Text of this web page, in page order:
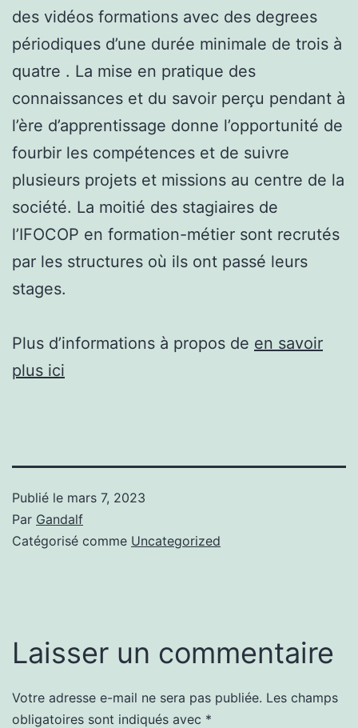
des vidéos formations avec des degrees
périodiques d’une durée minimale de trois à
quatre . La mise en pratique des
connaissances et du savoir perçu pendant à
l’ère d’apprentissage donne l’opportunité de
fourbir les compétences et de suivre
plusieurs projets et missions au centre de la
société. La moitié des stagiaires de
l’IFOCOP en formation-métier sont recrutés
par les structures où ils ont passé leurs
stages.
Plus d’informations à propos de en savoir
plus ici
Publié le mars 7, 2023
Par Gandalf
Catégorisé comme Uncategorized
Laisser un commentaire
Votre adresse e-mail ne sera pas publiée. Les champs
obligatoires sont indiqués avec *